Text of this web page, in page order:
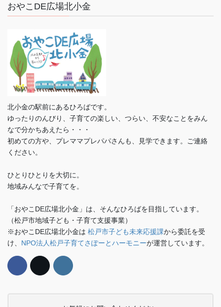
おやこDE広場北小金
北小金の駅前にあるひろばです。
ゆったりのんびり、子育ての楽しい、つらい、不安なことをみん
なで分かちあえたら・・・
初めての方や、プレママプレパパさんも、見学できます。ご連絡
ください。
ひとりひとりを大切に。
地域みんなで子育てを。
「おやこDE広場北小金」は、そんなひろばを目指しています。
（松戸市地域子ども・子育て支援事業）
※おやこDE広場北小金は 松戸市子ども未来応援課から委託を受
け、 NPO法人松戸子育てさぽーとハーモニーが運営しています。